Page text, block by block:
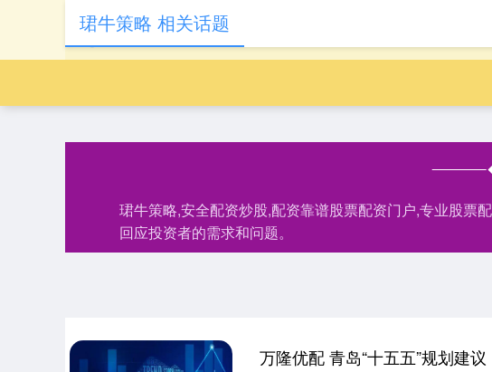
珺牛策略,安全配资炒股,配资靠谱股票配资门户,专业股票
回应投资者的需求和问题。
珺牛策略 相关话题